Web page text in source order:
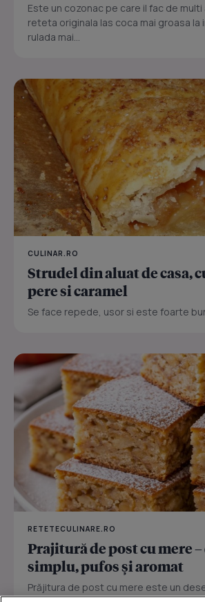
Este un cozonac pe care il fac de multi
reteta originala las coca mai groasa la
rulada mai...
CULINAR.RO
Strudel din aluat de casa,
pere si caramel
Se face repede, usor si este foarte
RETETECULINARE.RO
Prajitură de post cu mere
simplu, pufos și aromat
Prăjitura de post cu mere este un